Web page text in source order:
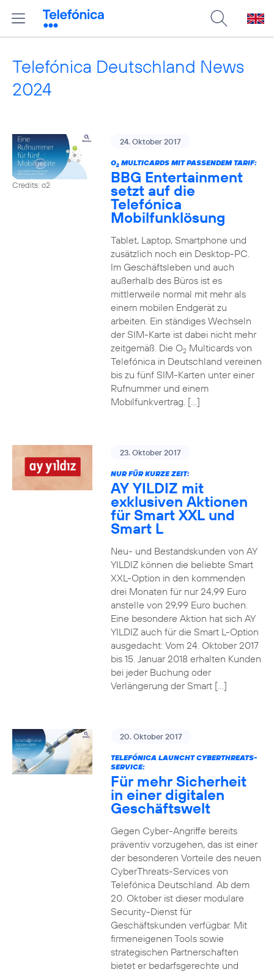
Telefónica Deutschland News
2024
Credits: o2
24. Oktober 2017
O2MULTICARDS MIT PASSENDEM TARIF:
BBG Entertainment
setzt auf die
Telefónica
Mobilfunklösung
Tablet, Laptop, Smartphone und
zusätzlich noch ein Desktop-PC.
Im Geschäftsleben und auch
außerhalb des Büros ist es
mittlerweile normal mit mehr als
einem mobilen Endgerät zu
arbeiten. Ein ständiges Wechseln
der SIM-Karte ist dabei nicht mehr
zeitgemäß. Die O2Multicards von
Telefónica in Deutschland vereinen
bis zu fünf SIM-Karten unter einer
Rufnummer und einem
Mobilfunkvertrag. […]
23. Oktober 2017
NUR FÜR KURZE ZEIT:
AY YILDIZ mit
exklusiven Aktionen
für Smart XXL und
Smart L
Neu- und Bestandskunden von AY
YILDIZ können die beliebte Smart
XXL-Option in den kommenden
drei Monaten für nur 24,99 Euro
anstelle von 29,99 Euro buchen.
Eine besondere Aktion hat sich AY
YILDIZ auch für die Smart L-Option
ausgedacht: Vom 24. Oktober 2017
bis 15. Januar 2018 erhalten Kunden
bei jeder Buchung oder
Verlängerung der Smart […]
20. Oktober 2017
TELEFÓNICA LAUNCHT CYBERTHREATS-
SERVICE:
Für mehr Sicherheit
in einer digitalen
Geschäftswelt
Gegen Cyber-Angriffe bereits
präventiv vorzugehen, das ist einer
der besonderen Vorteile des neuen
CyberThreats-Services von
Telefónica Deutschland. Ab dem
20. Oktober ist dieser modulare
Security-Dienst für
Geschäftskunden verfügbar. Mit
firmeneigenen Tools sowie
strategischen Partnerschaften
bietet er bedarfsgerechte und